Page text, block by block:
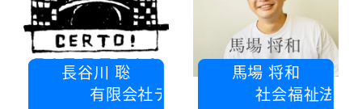
長谷川 聡
有限会社テクノプラン
馬場 将和
社会福祉法人愛川舜寿会